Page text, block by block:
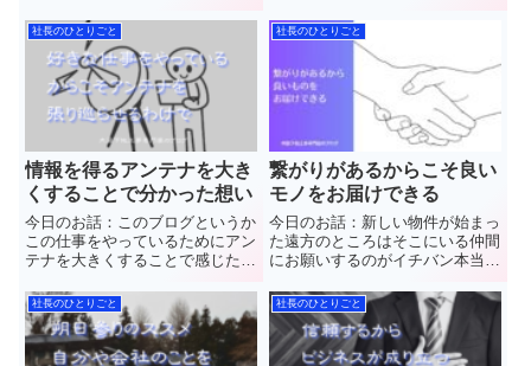
ています(株)中島内装の中島と申
します普段見ることのできない天
井...
けどね 群馬県館林市
で”軽量鉄骨下地工事(LGS)”と”石
こうボード”や”ケイカル板”など
【天井や壁】の内装工事...
社長のひとりごと
情報を得るアンテナを大き
くすることで分かった想い
今日のお話：このブログというか
この仕事をやっているためにアン
テナを大きくすることで感じたこ
馬県館林市で”軽量鉄骨下地工事
(LGS)”と”石こうボード”や”ケイカ
ル板”など【天井や壁】の内装工
事を施工しています(...
社長のひとりごと
繋がりがあるからこそ良い
モノをお届けできる
今日のお話：新しい物件が始まっ
た遠方のところはそこにいる仲間
にお願いするのがイチバン本当に
馬県館林市で”軽量鉄骨下地工事
(LGS)”と”石こうボード”や”ケイカ
ル板”など【天井や壁】の内装工
事を施工しています(...
社長のひとりごと 社長のひとりごと